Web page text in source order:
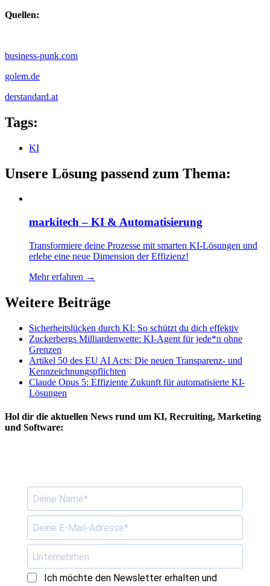
Quellen:
business-punk.com
golem.de
derstandard.at
Tags:
KI
Unsere Lösung passend zum Thema:
markitech – KI & Automatisierung
Transformiere deine Prozesse mit smarten KI-Lösungen und
erlebe eine neue Dimension der Effizienz!
Mehr erfahren →
Weitere Beiträge
Sicherheitslücken durch KI: So schützt du dich effektiv
Zuckerbergs Milliardenwette: KI-Agent für jede*n ohne
Grenzen
Artikel 50 des EU AI Acts: Die neuen Transparenz- und
Kennzeichnungspflichten
Claude Opus 5: Effiziente Zukunft für automatisierte KI-
Lösungen
Hol dir die aktuellen News rund um KI, Recruiting, Marketing
und Software:
Ich möchte den Newsletter erhalten und